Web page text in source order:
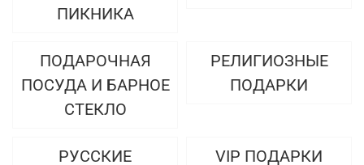
ПИКНИКА
ПОДАРОЧНАЯ
ПОСУДА И БАРНОЕ
СТЕКЛО
РЕЛИГИОЗНЫЕ
ПОДАРКИ
РУССКИЕ
VIP ПОДАРКИ